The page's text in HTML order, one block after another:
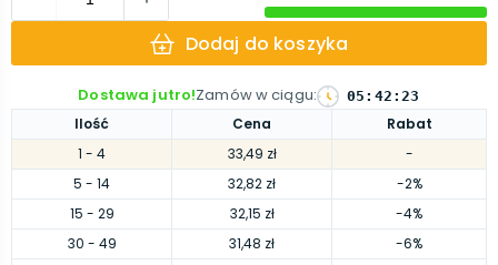
Ilość Cena
Rabat
1 - 4 33,49 zł
-
5 - 14 32,82 zł
-2%
15 - 29 32,15 zł
-4%
30 - 49 31,48 zł
-6%
Dodaj do koszyka
Dostawa jutro!Zamów w ciągu: 05 : 42 :22